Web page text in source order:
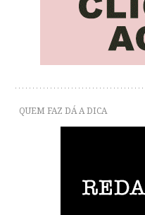
QUEM FAZ DÁ A DICA